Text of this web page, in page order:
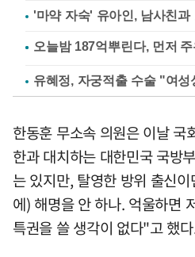
'마약 자숙' 유아인, 남사친과
유혜정, 자궁적출 수술 "여
한동훈 무소속 의원은 이날
한과 대치하는 대한민국 국방
는 있지만, 탈영한 방위 출신
에) 해명을 안 하나. 억울하면
특권을 쓸 생각이 없다"고 했